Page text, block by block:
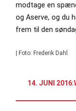
modtage en
og Aserve, og du
frem til den
| Foto: Frederik Dahl
14. JUNI 2016: